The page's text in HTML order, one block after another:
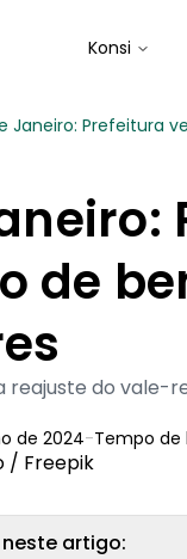
Konsi
Janeiro: Prefeitura
de
reajuste do vale-
de 2024-Tempo de
/ Freepik
artigo: